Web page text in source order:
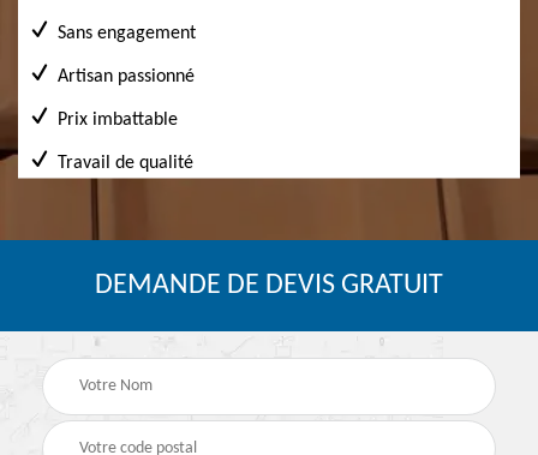
Sans engagement
Artisan passionné
Prix imbattable
Travail de qualité
DEMANDE DE DEVIS GRATUIT